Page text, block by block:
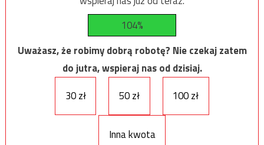
104%
Uważasz, że robimy dobrą robotę? Nie czekaj zatem
do jutra, wspieraj nas od dzisiaj.
30 zł
50 zł 100 zł
Inna kwota